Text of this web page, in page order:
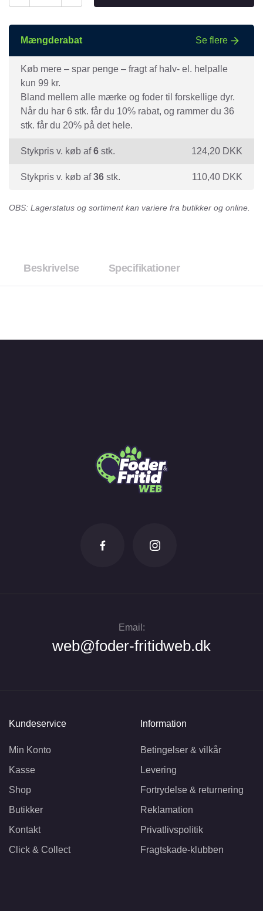
Mængderabat Se flere
Køb mere – spar penge – fragt af halv- el. helpalle
kun 99 kr.
Bland mellem alle mærke og foder til forskellige dyr.
Når du har 6 stk. får du 10% rabat, og rammer du 36
stk. får du 20% på det hele.
Stykpris v. køb af6 stk. 124,20 DKK
Stykpris v. køb af36 stk. 110,40 DKK
OBS: Lagerstatus og sortiment kan variere fra butikker og online.
Beskrivelse Specifikationer
Email:
web@foder-fritidweb.dk
Kundeservice
Min Konto
Kasse
Shop
Butikker
Kontakt
Click & Collect
Information
Betingelser & vilkår
Levering
Fortrydelse & returnering
Reklamation
Privatlivspolitik
Fragtskade-klubben